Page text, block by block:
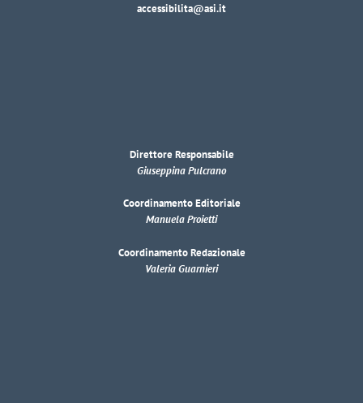
accessibilita@asi.it
Direttore Responsabile
Giuseppina Pulcrano
Coordinamento Editoriale
Manuela Proietti
Coordinamento Redazionale
Valeria Guarnieri